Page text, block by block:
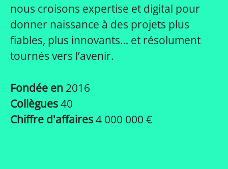
nous croisons expertise et digital pour
donner naissance à des projets plus
fiables, plus innovants… et résolument
tournés vers l’avenir.
Fondée en 2016
Collègues40
Chiffre d'affaires4 000 000 €